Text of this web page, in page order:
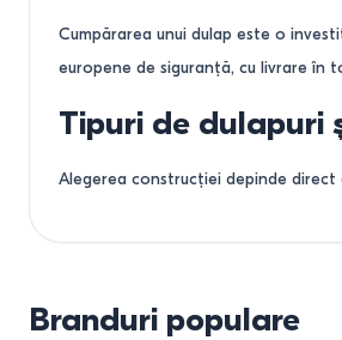
stejar kraft tabaco/copac nordic
nuc
negru
stejar Kraft auriu/vanilie
stejar sonoma trufle/wenge
antracit
Cumpărarea unui dulap este o
europene de siguranță, cu livrare în
Tipuri de dulapuri
Alegerea construcției depinde
pentru holurile înguste.
Branduri populare